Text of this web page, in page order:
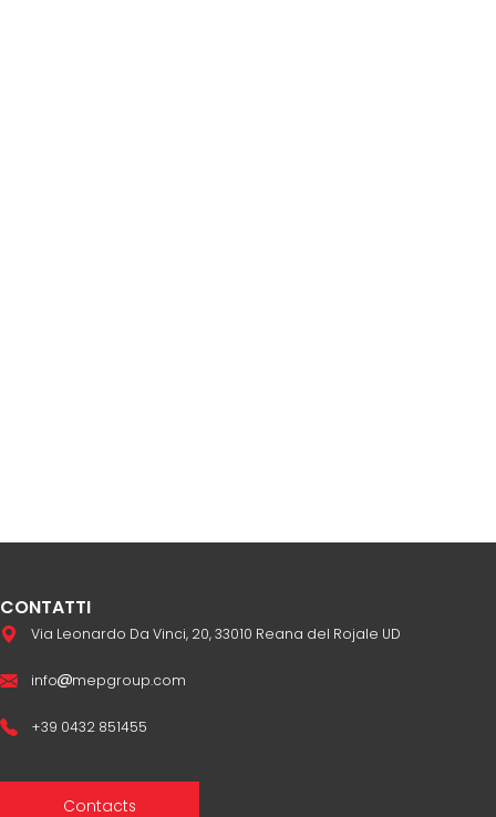
CONTATTI
Via Leonardo Da Vinci, 20, 33010 Reana del Rojale UD
info mepgroup.com
+39 0432 851455
Contacts